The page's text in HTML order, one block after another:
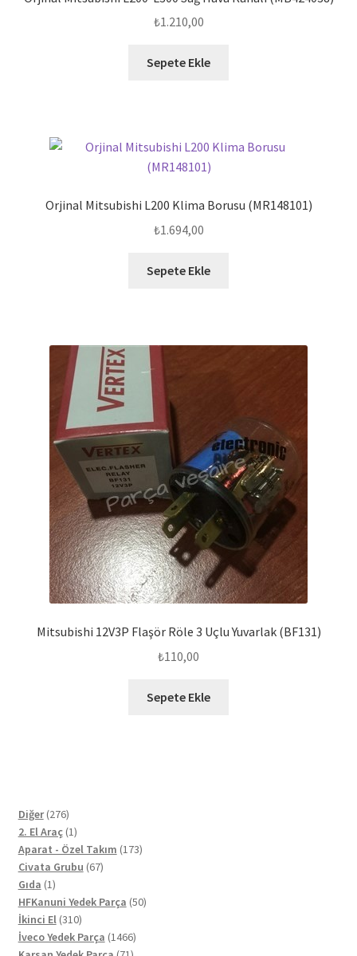
₺1.210,00
Sepete Ekle
Orjinal Mitsubishi L200 Klima Borusu (MR148101)
₺1.694,00
Sepete Ekle
Mitsubishi 12V3P Flaşör Röle 3 Uçlu Yuvarlak (BF131)
₺110,00
Sepete Ekle
Diğer 276276
ürün
2. El Araç 11
ürün
Aparat - Özel Takım 173173
Civata Grubu 6767
Gıda 11
ürün
HFKanuni Yedek Parça 5050
İkinci El 310310
ürün
İveco Yedek Parça 14661466